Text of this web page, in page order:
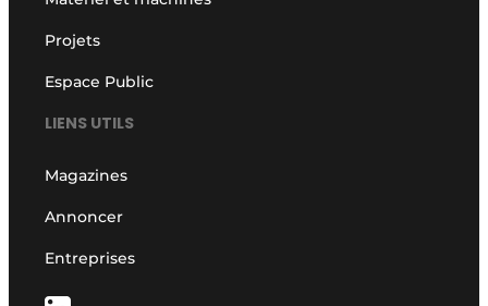
Projets
Espace Public
LIENS UTILS
Magazines
Annoncer
Entreprises